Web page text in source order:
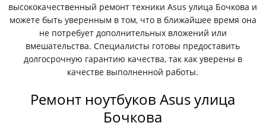
высококачественный ремонт техники Asus улица Бочкова и
можете быть уверенным в том, что в ближайшее время она
не потребует дополнительных вложений или
вмешательства. Специалисты готовы предоставить
долгосрочную гарантию качества, так как уверены в
качестве выполненной работы.
Ремонт ноутбуков Asus улица
Бочкова